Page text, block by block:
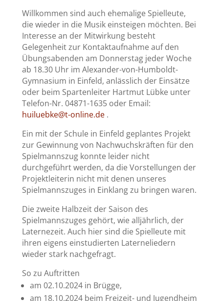
Willkommen sind auch ehemalige Spielleute,
die wieder in die Musik einsteigen möchten. Bei
Interesse an der Mitwirkung besteht
Gelegenheit zur Kontaktaufnahme auf den
Übungsabenden am Donnerstag jeder Woche
ab 18.30 Uhr im Alexander-von-Humboldt-
Gymnasium in Einfeld, anlässlich der Einsätze
oder beim Spartenleiter Hartmut Lübke unter
Telefon-Nr. 04871-1635 oder Email:
huiluebke@t-online.de.
Ein mit der Schule in Einfeld geplantes Projekt
zur Gewinnung von Nachwuchskräften für den
Spielmannszug konnte leider nicht
durchgeführt werden, da die Vorstellungen der
Projektleiterin nicht mit denen unseres
Spielmannszuges in Einklang zu bringen waren.
Die zweite Halbzeit der Saison des
Spielmannszuges gehört, wie alljährlich, der
Laternezeit. Auch hier sind die Spielleute mit
ihren eigens einstudierten Laterneliedern
wieder stark nachgefragt.
So zu Auftritten
am 02.10.2024 in Brügge,
am 18.10.2024 beim Freizeit- und Jugendheim